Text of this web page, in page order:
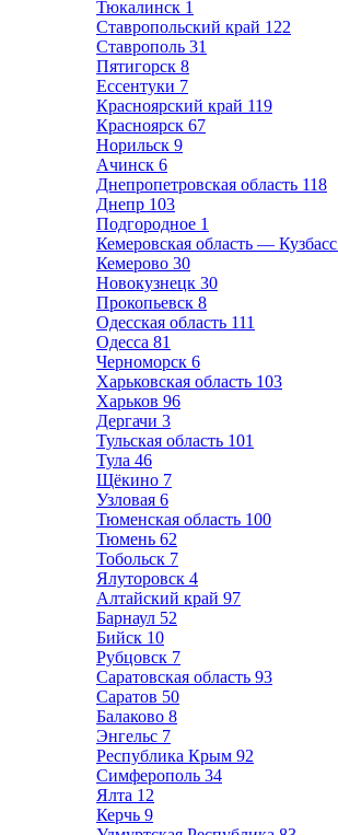
Тюкалинск 1
Ставропольский край 122
Ставрополь 31
Пятигорск 8
Ессентуки 7
Красноярский край 119
Красноярск 67
Норильск 9
Ачинск 6
Днепропетровская область 118
Днепр 103
Подгородное 1
Кемеровская область — Кузбасс
Кемерово 30
Новокузнецк 30
Прокопьевск 8
Одесская область 111
Одесса 81
Черноморск 6
Харьковская область 103
Харьков 96
Дергачи 3
Тульская область 101
Тула 46
Щёкино 7
Узловая 6
Тюменская область 100
Тюмень 62
Тобольск 7
Ялуторовск 4
Алтайский край 97
Барнаул 52
Бийск 10
Рубцовск 7
Саратовская область 93
Саратов 50
Балаково 8
Энгельс 7
Республика Крым 92
Симферополь 34
Ялта 12
Керчь 9